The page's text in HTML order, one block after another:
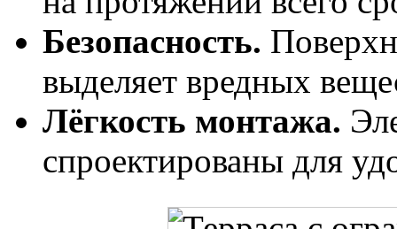
Безопасность.
выделяет вредных
Лёгкость монтажа.
спроектированы для